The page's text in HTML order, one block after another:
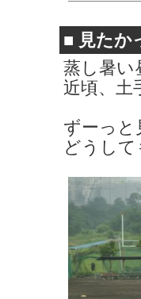
■ 見たか
蒸し暑い
近頃、土
ずーっと
どうし